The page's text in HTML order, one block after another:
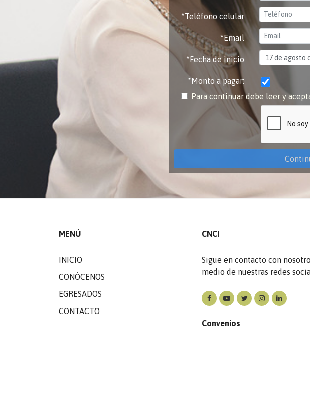
*Teléfono celular
*Email
*Fecha de inicio
*Monto a pagar:
Para continuar debe leer y
MENÚ
INICIO
CONÓCENOS
EGRESADOS
CONTACTO
CNCI
Sigue en contacto con
medio de nuestras redes
Convenios